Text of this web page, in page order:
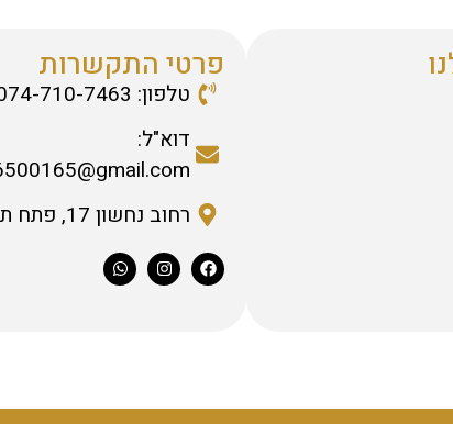
פרטי התקשרות
טלפון: 074-710-7463
דוא"ל:
רחוב נחשון 17, פתח תקווה